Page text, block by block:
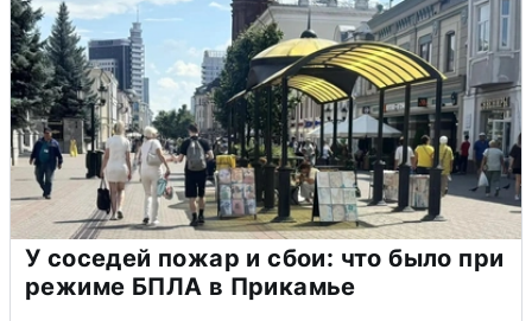
У соседей пожар и сбои: что было при
режиме БПЛА в Прикамье